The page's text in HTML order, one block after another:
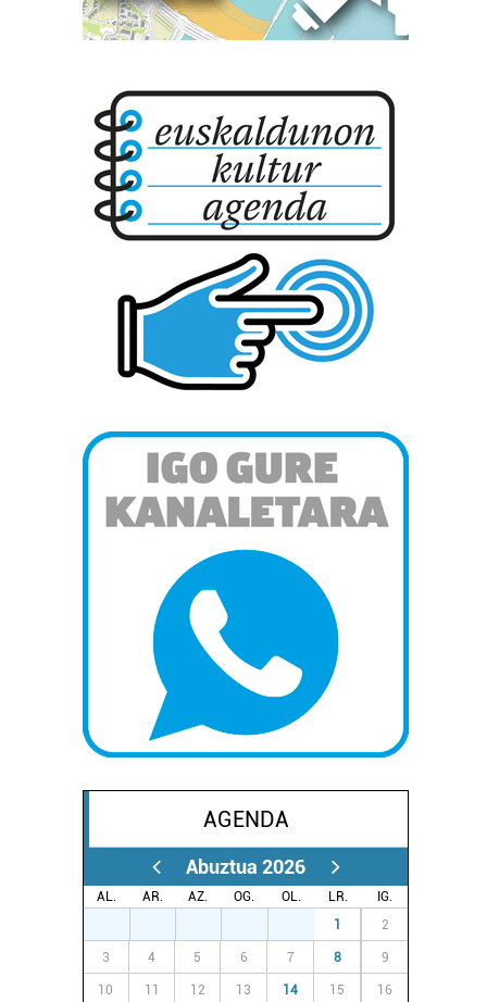
AGENDA
Abuztua 2026
AL. AR. AZ. OG. OL. LR.
IG.
1 2
3 4 5 6 7 8 9
10 11 12 13 14 15 16